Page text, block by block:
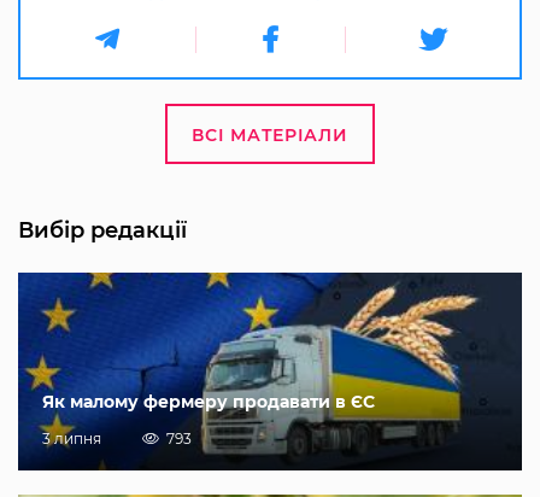
ВСІ МАТЕРІАЛИ
Вибір редакції
Як малому фермеру продавати в ЄС
3 липня 793